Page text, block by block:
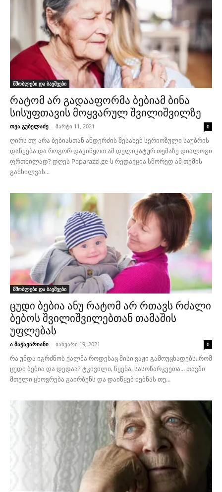
მშობლები და ბავშვები
რატომ არ გადააფორმა ბებიამ ბინა
სისუფთავის მოყვარულ შვილიშვილზე
თეა გუბელაძე - მარტი 11, 2021 0
ღირს თუ არა ბებიასთან ანდერძის შესახებ სერიოზული საუბრის
დაწყება და როგორ დავიწყოთ ამ დელიკატურ თემაზე დიალოგი
ფრთხილად? დღეს Paparazzi.ge-ს რედაქცია სწორედ ამ თემის
განხილვას...
მშობლები და ბავშვები
ცუდი ბებია ანუ რატომ არ რთავს რძალი
ბებოს შვილიშვილებთან თამაშის
უფლებას
ა მაჭავარიანი - იანვარი 19, 2021 0
რა უნდა იგრძნოს ქალმა როდესაც მისი ვაჟი გამოუცხადებს, რომ
ცუდი ბებია და დედაა? ტკივილი, წყენა, სასოწარკვეთა... თავში
მთელი ცხოვრება გაირბენს და დაიწყებ ძებნას თუ...